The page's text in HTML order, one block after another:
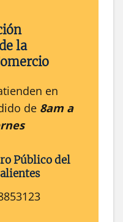
la
en
de 8am a
Públicodel